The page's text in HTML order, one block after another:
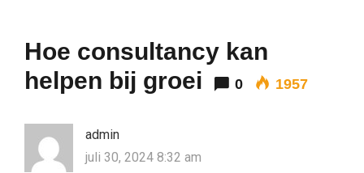
Hoe consultancy kan
helpen bij groei
0 1957
admin
juli 30, 2024 8:32 am